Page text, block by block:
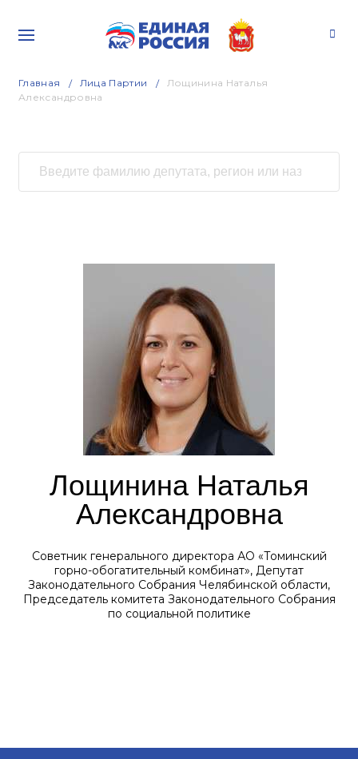
Главная Лица Партии
Лощинина Наталья
Александровна
Лощинина Наталья
Александровна
Советник генерального директора АО «Томинский
горно-обогатительный комбинат», Депутат
Законодательного Собрания Челябинской области,
Председатель комитета Законодательного Собрания
по социальной политике